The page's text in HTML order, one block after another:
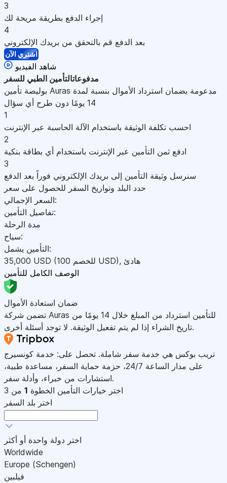
3
إجراء الدفع بطريقة مريحة لك
4
بعد الدفع قم بالتحقق من بريدك الإلكتروني
اشتري الآن
شاهد الفيديو
مدفوعاتالتأمين الطبي للسفر
بوليصة تأمين Auras مدعومة بضمان استرداد الأموال بنسبة لمدة
14 يومًا دون طرح أي سؤال
1
احسب تكلفة الوثيقة باستخدام الآلة الحاسبة عبر الإنترنت
2
ادفع ثمن التأمين عبر الإنترنت باستخدام أي بطاقة بنكية
3
سنرسل وثيقة التأمين إلى بريدك الإلكتروني فوراً بعد الدفع
حدد البلد وتواريخ السفر للحصول على سعر
السعر الإجمالي:
تفاصيل التأمين:
مدة الرحلة
سياح:
التأمين يشمل:
35,000 USD USD), هادئ
الوصف الكامل للتأمين
ضمان استعادة الأموال
تضمن شركة Auras للتأمين استرداد من المبلغ خلال 14 يومًا من
تاريخ الشراء إذا لم يتم تفعيل الوثيقة. لا توجد أسئلة أخرى.
تريب بوكس هي خدمة سفر شاملة. تحصل على: خدمة كونسيرج
على مدار الساعة 24/7، حزمة حماية السفر، مساعدة طبية،
استشارات من خبراء، وأدلة سفر.
اختر خيارات التأمين الخطوة 1 من 3
اختر بلد السفر
اختر دولة واحدة أو أكثر
Worldwide
Europe (Schengen)
فيلبين